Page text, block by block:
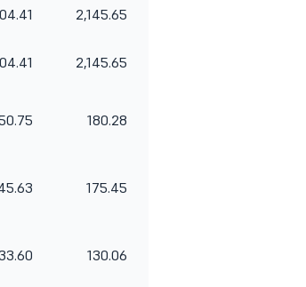
2,145.65
2,145.65
180.28
175.45
130.06